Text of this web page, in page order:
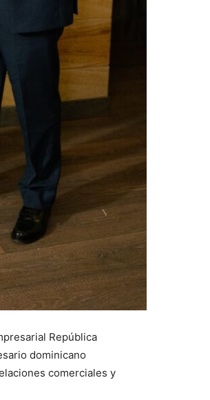
República
dominicano
comerciales y